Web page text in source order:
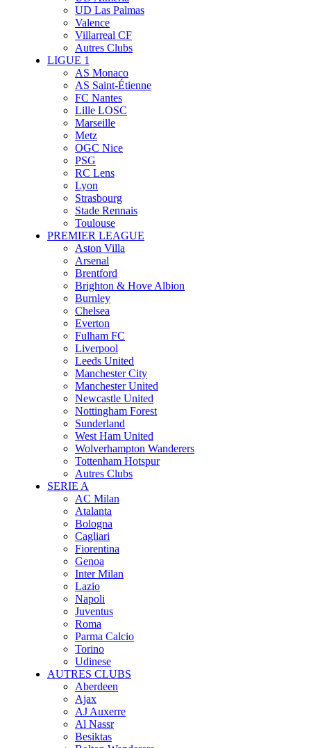
UD Las Palmas
Valence
Villarreal CF
Autres Clubs
LIGUE 1
AS Monaco
AS Saint-Étienne
FC Nantes
Lille LOSC
Marseille
Metz
OGC Nice
PSG
RC Lens
Lyon
Strasbourg
Stade Rennais
Toulouse
PREMIER LEAGUE
Aston Villa
Arsenal
Brentford
Brighton & Hove Albion
Burnley
Chelsea
Everton
Fulham FC
Liverpool
Leeds United
Manchester City
Manchester United
Newcastle United
Nottingham Forest
Sunderland
West Ham United
Wolverhampton Wanderers
Tottenham Hotspur
Autres Clubs
SERIE A
AC Milan
Atalanta
Bologna
Cagliari
Fiorentina
Genoa
Inter Milan
Lazio
Napoli
Juventus
Roma
Parma Calcio
Torino
Udinese
AUTRES CLUBS
Aberdeen
Ajax
AJ Auxerre
Al Nassr
Besiktas